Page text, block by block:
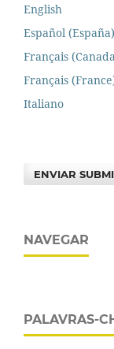
English
Español (España)
Français
Français
Italiano
ENVIAR
NAVEGAR
PALAVRAS-